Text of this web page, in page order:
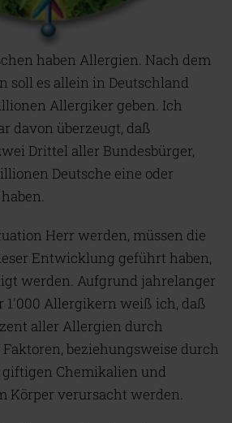
haben Allergien. Nach dem
soll es allein in Deutschland
Allergiker geben. Ich
davon überzeugt, daß
Drittel aller Bundesbürger,
Deutsche eine oder
Herr werden, müssen die
Entwicklung geführt haben,
werden. Aufgrund jahrelanger
1'000 Allergikern weiß ich, daß
aller Allergien durch
beziehungsweise durch
Chemikalien und
Körper verursacht werden.